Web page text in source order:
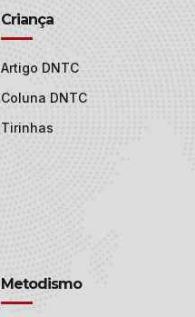
Criança
Artigo DNTC
Coluna DNTC
Tirinhas
Metodismo